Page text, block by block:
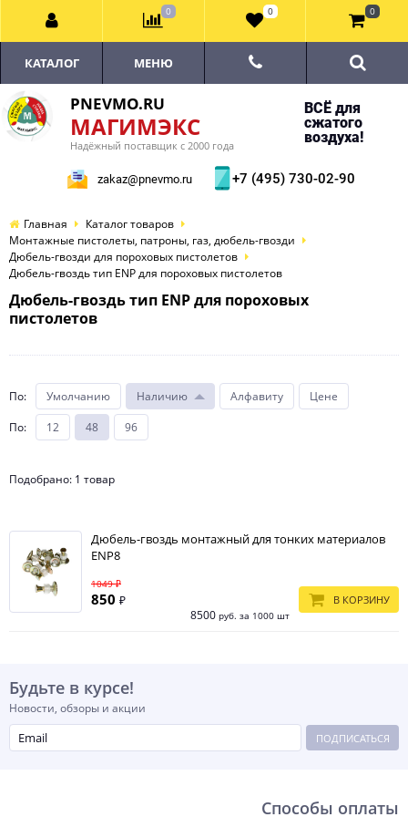
PNEVMO.RU
МАГИМЭКС
Надёжный поставщик с 2000 года
ВСЁ для
сжатого
воздуха!
zakaz@pnevmo.ru +7 (495) 730-02-90
КАТАЛОГ МЕНЮ
Главная
Каталог товаров
Монтажные пистолеты, патроны, газ, дюбель-гвозди
Дюбель-гвозди для пороховых пистолетов
Дюбель-гвоздь тип ENP для пороховых пистолетов
Дюбель-гвоздь тип ENP для пороховых
пистолетов
По: Умолчанию Наличию Алфавиту
Цене
По: 12 48 96
Подобрано: 1 товар
Дюбель-гвоздь монтажный для тонких материалов
ENP8
8500 руб. за 1000 шт
850 ₽
1049 ₽
В КОРЗИНУ
Будьте в курсе!
Новости, обзоры и акции
ПОДПИСАТЬСЯ
Способы оплаты
0 0 0